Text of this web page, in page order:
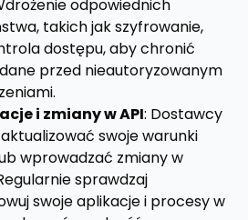
odpowiednich
takich jak szyfrowanie,
dostępu, aby chronić
przed nieautoryzowanym
i zmiany w API: Dostawcy
swoje warunki
wprowadzać zmiany w
sprawdzaj
swoje aplikacje i procesy w